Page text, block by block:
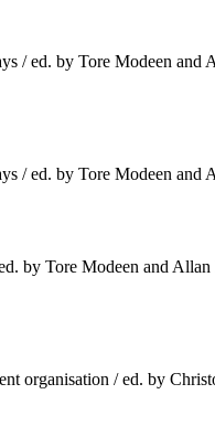
/ ed. by Tore Modeen
/ ed. by Tore Modeen
by Tore Modeen and
organisation / ed. by